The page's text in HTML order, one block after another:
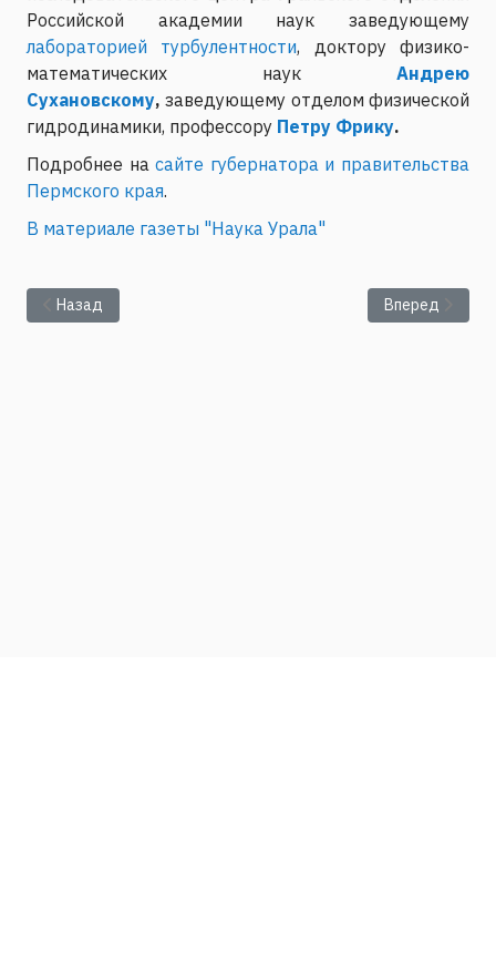
Российской академии наук заведующему
лабораторией турбулентности, доктору физико-
математических наук Андрею
Сухановскому, заведующему отделом физической
гидродинамики, профессору Петру Фрику.
Подробнее насайте губернатора и правительства
Пермского края.
В материале газеты "Наука Урала"
Предыдущий: Лаборатория вечной мерзлоты: как соль
Назад Следующий:
Вперед